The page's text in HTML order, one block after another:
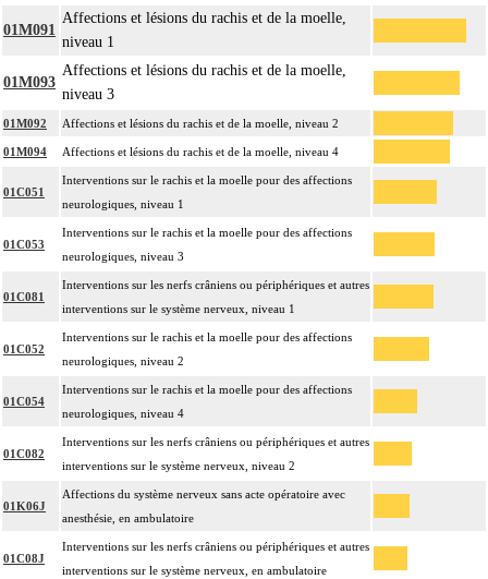
01M091
Affections et lésions du rachis et de la moelle,
niveau 1
01M093
Affections et lésions du rachis et de la moelle,
niveau 3
01M092 Affections et lésions du rachis et de la moelle, niveau 2
01M094 Affections et lésions du rachis et de la moelle, niveau 4
01C051
Interventions sur le rachis et la moelle pour des affections
neurologiques, niveau 1
01C053
Interventions sur le rachis et la moelle pour des affections
neurologiques, niveau 3
01C081
Interventions sur les nerfs crâniens ou périphériques et autres
interventions sur le système nerveux, niveau 1
01C052
Interventions sur le rachis et la moelle pour des affections
neurologiques, niveau 2
01C054
Interventions sur le rachis et la moelle pour des affections
neurologiques, niveau 4
01C082
Interventions sur les nerfs crâniens ou périphériques et autres
interventions sur le système nerveux, niveau 2
01K06J
Affections du système nerveux sans acte opératoire avec
anesthésie, en ambulatoire
01C08J
Interventions sur les nerfs crâniens ou périphériques et autres
interventions sur le système nerveux, en ambulatoire